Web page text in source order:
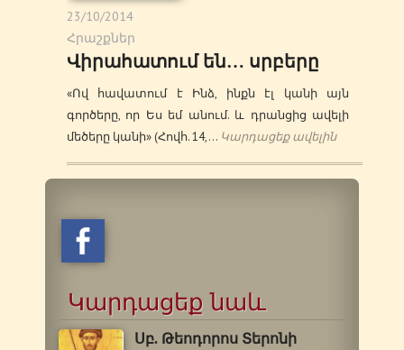
23/10/2014
Հրաշքներ
Վիրահատում են… սրբերը
«Ով հավատում է Ինձ, ինքն էլ կանի այն
գործերը, որ Ես եմ անում. և դրանցից ավելի
մեծերը կանի» (Հովհ. 14,… Կարդացեք ավելին
Կարդացեք նաև
Սբ. Թեոդորոս Տերոնի